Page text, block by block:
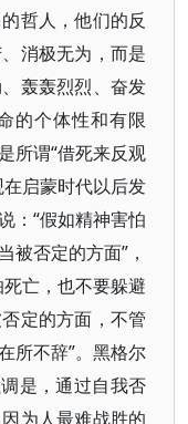
哲人，他们的反
消极无为，而是
轰轰烈烈、奋发
的个体性和有限
所谓“借死来反观
启蒙时代以后发
：“假如精神害怕
被否定的方面”，
亡，也不要躲避
定的方面，不管
所不辞”。黑格尔
是，通过自我否
为人最难战胜的